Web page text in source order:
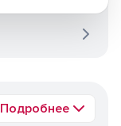
Подробнее